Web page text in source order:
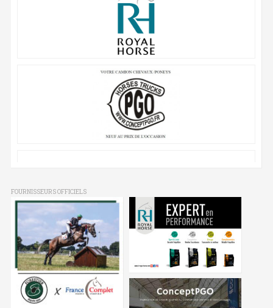
FOURNISSEURS OFFICIELS